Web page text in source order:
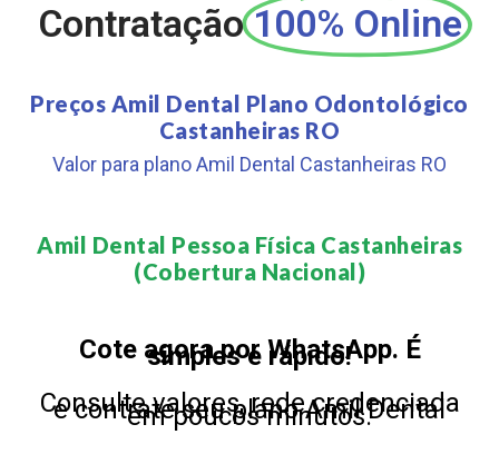
Contratação 100% Online
Preços Amil Dental Plano Odontológico
Castanheiras RO
Valor para plano Amil Dental Castanheiras RO
Amil Dental Pessoa Física Castanheiras
(Cobertura Nacional)​
Cote agora por WhatsApp. É
simples e rápido!
Consulte valores, rede credenciada
e contrate seu plano Amil Dental
em poucos minutos.